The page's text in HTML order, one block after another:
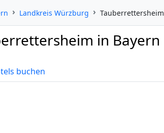
Landkreis Würzburg Tauberrettersheim
in Bayern
buchen